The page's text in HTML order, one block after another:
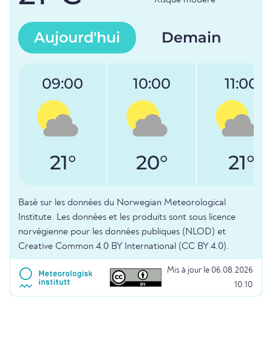
Aujourd'hui Demain
09:00
21°
10:00
20°
11:00
21°
Basé sur les données du Norwegian Meteorological
Institute. Les données et les produits sont sous licence
norvégienne pour les données publiques (NLOD) et
Creative Common 4.0 BY International (CC BY 4.0).
Mis à jour le 06.08.2026
10:10